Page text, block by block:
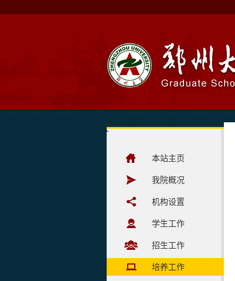
本站主页
我院概况
机构设置
学生工作
招生工作
培养工作